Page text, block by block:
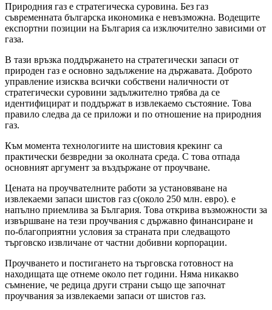
Природния газ е стратегическа суровина. Без газ
съвременната българска икономика е невъзможна. Водещите
експортни позиции на България са изключително зависими от
газа.
В тази връзка поддържането на стратегически запаси от
природен газ е основно задължение на държавата. Доброто
управление изисква всички собствени наличности от
стратегически суровини задължително трябва да се
идентифицират и поддържат в извлекаемо състояние. Това
правило следва да се приложи и по отношение на природния
газ.
Към момента технологиите на шистовия крекинг са
практически безвредни за околната среда. С това отпада
основният аргумент за въздържане от проучване.
Цената на проучвателните работи за установяване на
извлекаеми запаси шистов газ с(около 250 млн. евро). е
напълно приемлива за България. Това открива възможности за
извършване на тези проучвания с държавно финансиране и
по-благоприятни условия за страната при следващото
търговско извличане от частни добивни корпорации.
Проучването и постигането на търговска готовност на
находищата ще отнеме около пет години. Няма никакво
съмнение, че редица други страни също ще започнат
проучвания за извлекаеми запаси от шистов газ.